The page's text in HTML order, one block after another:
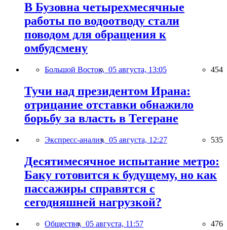
В Бузовна четырехмесячные
работы по водоотводу стали
поводом для обращения к
омбудсмену
Большой Восток, 05 августа, 13:05 454
Тучи над президентом Ирана:
отрицание отставки обнажило
борьбу за власть в Тегеране
Экспресс-анализ, 05 августа, 12:27 535
Десятимесячное испытание метро:
Баку готовится к будущему, но как
пассажиры справятся с
сегодняшней нагрузкой?
Общество, 05 августа, 11:57 476